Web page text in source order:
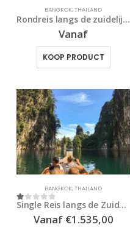
BANGKOK,THAILAND
Rondreis langs de zuidelijke parels van Thailand
Vanaf
KOOP PRODUCT
BANGKOK,THAILAND
1out of 5 Single Reis langs de Zuidelijke parels van Thailand
Vanaf €1.535,00